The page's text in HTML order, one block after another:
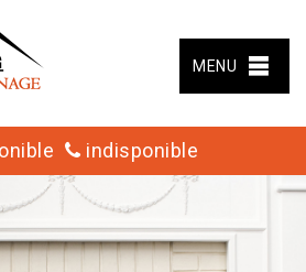
MENU
indisponible